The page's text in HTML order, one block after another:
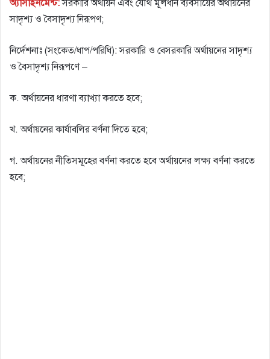
অ্যাসাইনমেন্ট:সরকারি অর্থায়ন এবং যৌথ মূলধনি ব্যবসায়ের অর্থায়নের
সাদৃশ্য ও বৈসাদৃশ্য নিরূপণ;
নির্দেশনাঃ (সংকেত/ধাপ/পরিধি): সরকারি ও বেসরকারি অর্থায়নের সাদৃশ্য
ও বৈসাদৃশ্য নিরূপণে –
ক. অর্থায়নের ধারণা ব্যাখ্যা করতে হবে;
খ. অর্থায়নের কার্যাবলির বর্ণনা দিতে হবে;
গ. অর্থায়নের নীতিসমূহের বর্ণনা করতে হবে অর্থায়নের লক্ষ্য বর্ণনা করতে
হবে;